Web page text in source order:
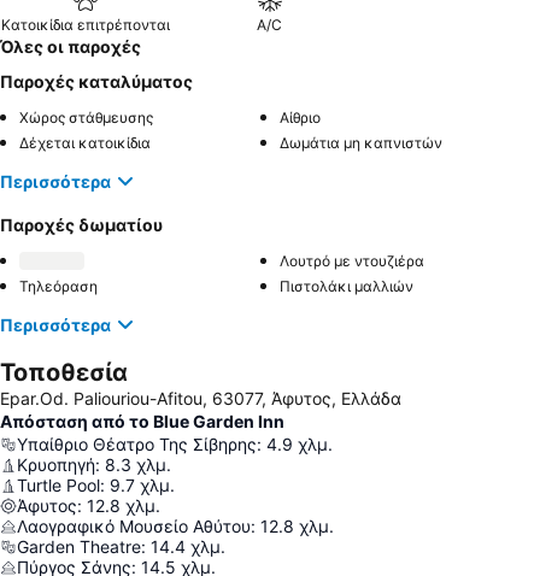
Κατοικίδια επιτρέπονται A/C
Όλες οι παροχές
Παροχές καταλύματος
Χώρος στάθμευσης
Αίθριο
Δέχεται κατοικίδια
Δωμάτια μη καπνιστών
Περισσότερα
Παροχές δωματίου
Λουτρό με ντουζιέρα
Τηλεόραση
Πιστολάκι μαλλιών
Περισσότερα
Τοποθεσία
Epar.Od. Paliouriou-Afitou, 63077, Άφυτος, Ελλάδα
Απόσταση από το Blue Garden Inn
Υπαίθριο Θέατρο Της Σίβηρης: 4.9 χλμ.
Κρυοπηγή: 8.3 χλμ.
Turtle Pool: 9.7 χλμ.
Άφυτος: 12.8 χλμ.
Λαογραφικό Μουσείο Αθύτου: 12.8 χλμ.
Garden Theatre: 14.4 χλμ.
Πύργος Σάνης: 14.5 χλμ.